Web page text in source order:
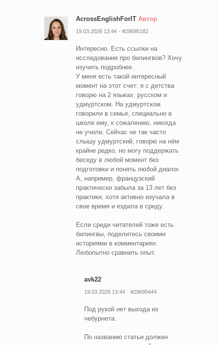
AcrossEnglishForIT Автор
19.03.2026 13:44 #29695182
Интересно. Есть ссылки на
исследования про билингвов? Хочу
изучить подробнее.
У меня есть такой интересный
момент на этот счет: я с детства
говорю на 2 языках: русском и
удмуртском. На удмуртском
говорили в семье, специально в
школе ему, к сожалению, никогда
не учили. Сейчас не так часто
слышу удмуртский, говорю на нём
крайне редко, но могу поддержать
беседу в любой момент без
подготовки и понять любой диалог.
А, например, французский
практически забыла за 13 лет без
практики, хотя активно изучала в
свое время и ездила в среду.
Если среди читателей тоже есть
билингвы, поделитесь своими
историями в комментариях.
Любопытно сравнить опыт.
avk22
19.03.2026 13:44 #29695444
Под рукой нет выхода из
чебурнета.
По названию статьи должен